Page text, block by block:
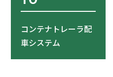
コンテナトレーラ配
車システム